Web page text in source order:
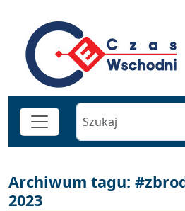
Archiwum tagu:
2023